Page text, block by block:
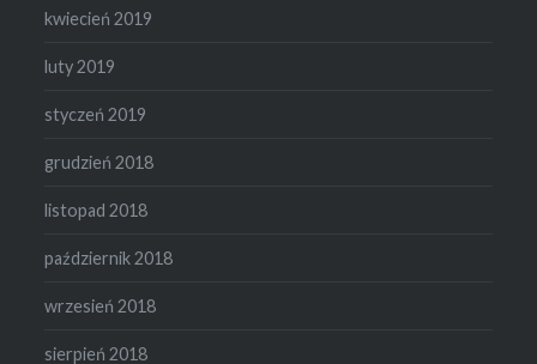
kwiecień 2019
luty 2019
styczeń 2019
grudzień 2018
listopad 2018
październik 2018
wrzesień 2018
sierpień 2018